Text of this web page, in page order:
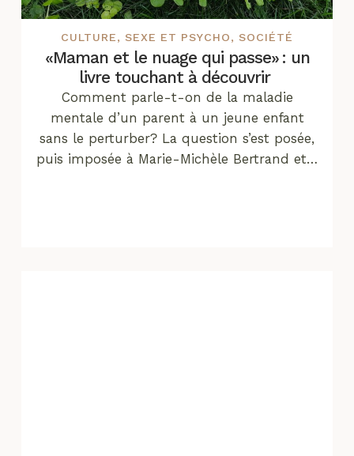
CULTURE, SEXE ET PSYCHO, SOCIÉTÉ
«Maman et le nuage qui passe» : un
livre touchant à découvrir
Comment parle-t-on de la maladie
mentale d’un parent à un jeune enfant
sans le perturber? La question s’est posée,
puis imposée à Marie-Michèle Bertrand et…